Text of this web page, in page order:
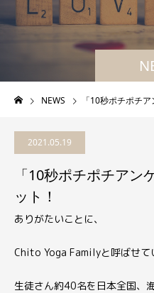
NEWS 「10秒ポチポチ
2021.05.19
「10秒ポチポチア
ット！
ありがたいことに、
Chito Yoga Familyと呼ばせて
生徒さん約40名を日本全国、